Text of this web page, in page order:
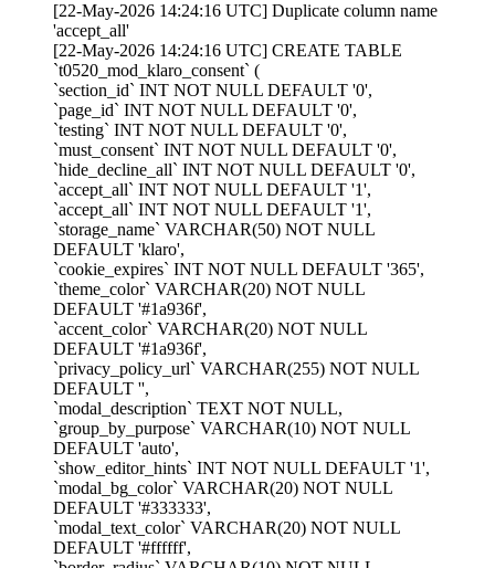
[22-May-2026 14:24:16 UTC] Duplicate column name
'accept_all'
[22-May-2026 14:24:16 UTC] CREATE TABLE
`t0520_mod_klaro_consent` (
`section_id` INT NOT NULL DEFAULT '0',
`page_id` INT NOT NULL DEFAULT '0',
`testing` INT NOT NULL DEFAULT '0',
`must_consent` INT NOT NULL DEFAULT '0',
`hide_decline_all` INT NOT NULL DEFAULT '0',
`accept_all` INT NOT NULL DEFAULT '1',
`accept_all` INT NOT NULL DEFAULT '1',
`storage_name` VARCHAR(50) NOT NULL
DEFAULT 'klaro',
`cookie_expires` INT NOT NULL DEFAULT '365',
`theme_color` VARCHAR(20) NOT NULL
DEFAULT '#1a936f',
`accent_color` VARCHAR(20) NOT NULL
DEFAULT '#1a936f',
`privacy_policy_url` VARCHAR(255) NOT NULL
DEFAULT '',
`modal_description` TEXT NOT NULL,
`group_by_purpose` VARCHAR(10) NOT NULL
DEFAULT 'auto',
`show_editor_hints` INT NOT NULL DEFAULT '1',
`modal_bg_color` VARCHAR(20) NOT NULL
DEFAULT '#333333',
`modal_text_color` VARCHAR(20) NOT NULL
DEFAULT '#ffffff',